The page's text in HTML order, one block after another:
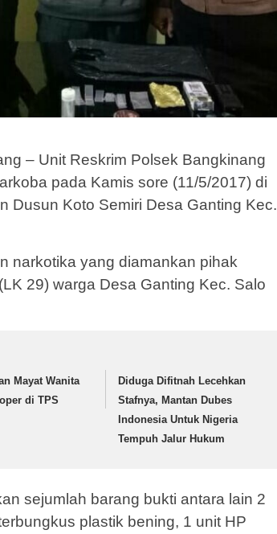
– Unit Reskrim Polsek Bangkinang
pada Kamis sore (11/5/2017) di
Dusun Koto Semiri Desa Ganting Kec.
narkotika yang diamankan pihak
29) warga Desa Ganting Kec. Salo
Mayat Wanita
di TPS
Diduga Difitnah Lecehkan
Stafnya, Mantan Dubes
Indonesia Untuk Nigeria
Tempuh Jalur Hukum
sejumlah barang bukti antara lain 2
plastik bening, 1 unit HP